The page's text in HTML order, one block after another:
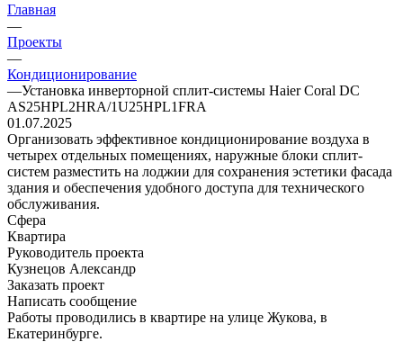
Главная
—
Проекты
—
Кондиционирование
—Установка инверторной сплит-системы Haier Coral DC
AS25HPL2HRA/1U25HPL1FRA
01.07.2025
Организовать эффективное кондиционирование воздуха в
четырех отдельных помещениях, наружные блоки сплит-
систем разместить на лоджии для сохранения эстетики фасада
здания и обеспечения удобного доступа для технического
обслуживания.
Сфера
Квартира
Руководитель проекта
Кузнецов Александр
Заказать проект
Написать сообщение
Работы проводились в квартире на улице Жукова, в
Екатеринбурге.